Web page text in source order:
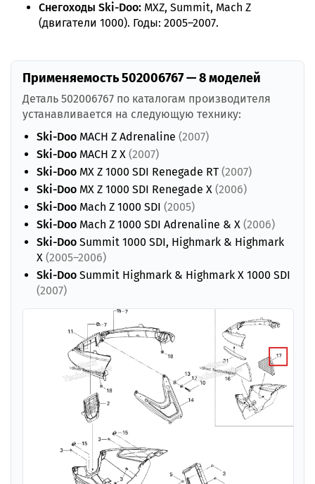
Снегоходы Ski-Doo: MXZ, Summit, Mach Z
(двигатели 1000). Годы: 2005–2007.
Применяемость 502006767 — 8 моделей
Деталь 502006767 по каталогам производителя
устанавливается на следующую технику:
Ski-Doo MACH Z Adrenaline (2007)
Ski-Doo MACH Z X (2007)
Ski-Doo MX Z 1000 SDI Renegade RT (2007)
Ski-Doo MX Z 1000 SDI Renegade X (2006)
Ski-Doo Mach Z 1000 SDI (2005)
Ski-Doo Mach Z 1000 SDI Adrenaline & X (2006)
Ski-Doo Summit 1000 SDI, Highmark & Highmark
X (2005–2006)
Ski-Doo Summit Highmark & Highmark X 1000 SDI
(2007)